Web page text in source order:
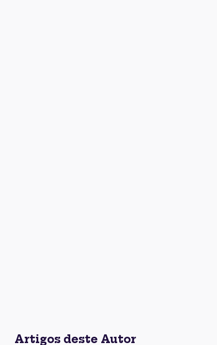
Artigos deste Autor